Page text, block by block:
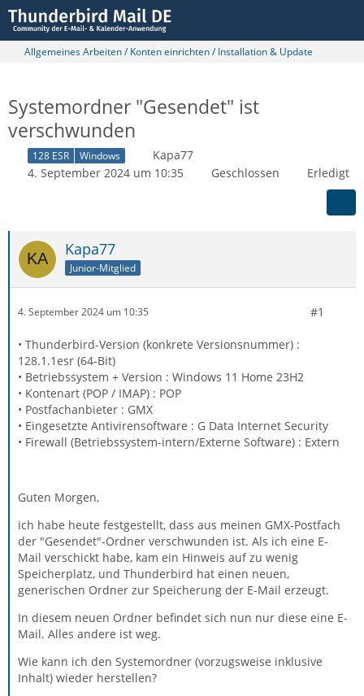
Allgemeines Arbeiten / Konten einrichten / Installation & Update
Systemordner "Gesendet" ist
verschwunden
128 ESR Windows
Kapa77
4. September 2024 um 10:35
Geschlossen Erledigt
Kapa77
Junior-Mitglied
4. September 2024 um 10:35 #1
• Thunderbird-Version (konkrete Versionsnummer) :
128.1.1esr (64-Bit)
• Betriebssystem + Version : Windows 11 Home 23H2
• Kontenart (POP / IMAP) : POP
• Postfachanbieter : GMX
• Eingesetzte Antivirensoftware : G Data Internet Security
• Firewall (Betriebssystem-intern/Externe Software) : Extern
Guten Morgen,
ich habe heute festgestellt, dass aus meinen GMX-Postfach
der "Gesendet"-Ordner verschwunden ist. Als ich eine E-
Mail verschickt habe, kam ein Hinweis auf zu wenig
Speicherplatz, und Thunderbird hat einen neuen,
generischen Ordner zur Speicherung der E-Mail erzeugt.
In diesem neuen Ordner befindet sich nun nur diese eine E-
Mail. Alles andere ist weg.
Wie kann ich den Systemordner (vorzugsweise inklusive
Inhalt) wieder herstellen?